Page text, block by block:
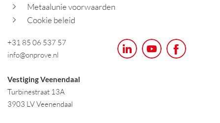
+31 85 06 537 57
info@onprove.nl
Vestiging Veenendaal
Turbinestraat 13A
3903 LV Veenendaal
Metaalunie voorwaarden
Cookie beleid